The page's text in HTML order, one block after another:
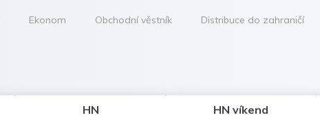
Ekonom Obchodní věstník Distribuce do zahraničí
HN HN víkend